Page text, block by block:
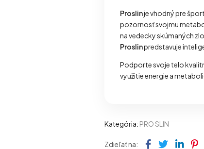
Proslinje vhodný pre
pozornosť svojmu
na vedecky skúmaných
Proslinpredstavuje
Podporte svoje telo
využitie energie a
Kategória: PRO SLIN
Zdieľať na: Facebook
Twitter